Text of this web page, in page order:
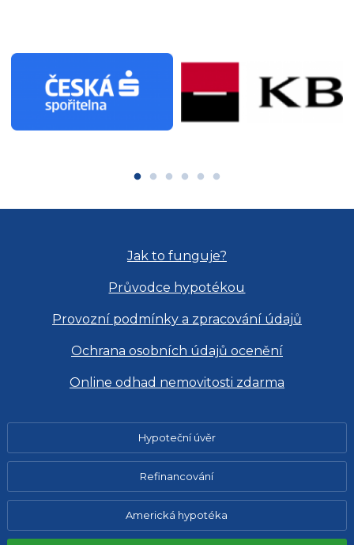
Jak to funguje?
Průvodce hypotékou
Provozní podmínky a zpracování údajů
Ochrana osobních údajů ocenění
Online odhad nemovitosti zdarma
Hypoteční úvěr
Refinancování
Americká hypotéka